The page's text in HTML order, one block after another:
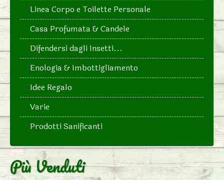
Linea Corpo e Toilette Personale
Casa Profumata & Candele
Difendersi dagli Insetti...
Enologia & Imbottigliamento
Idee Regalo
Varie
Prodotti Sanificanti
Più Venduti